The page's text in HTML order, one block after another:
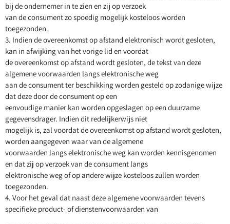
bij de ondernemer in te zien en zij op verzoek
van de consument zo spoedig mogelijk kosteloos worden
toegezonden.
3. Indien de overeenkomst op afstand elektronisch wordt gesloten,
kan in afwijking van het vorige lid en voordat
de overeenkomst op afstand wordt gesloten, de tekst van deze
algemene voorwaarden langs elektronische weg
aan de consument ter beschikking worden gesteld op zodanige wijze
dat deze door de consument op een
eenvoudige manier kan worden opgeslagen op een duurzame
gegevensdrager. Indien dit redelijkerwijs niet
mogelijk is, zal voordat de overeenkomst op afstand wordt gesloten,
worden aangegeven waar van de algemene
voorwaarden langs elektronische weg kan worden kennisgenomen
en dat zij op verzoek van de consument langs
elektronische weg of op andere wijze kosteloos zullen worden
toegezonden.
4. Voor het geval dat naast deze algemene voorwaarden tevens
specifieke product- of dienstenvoorwaarden van